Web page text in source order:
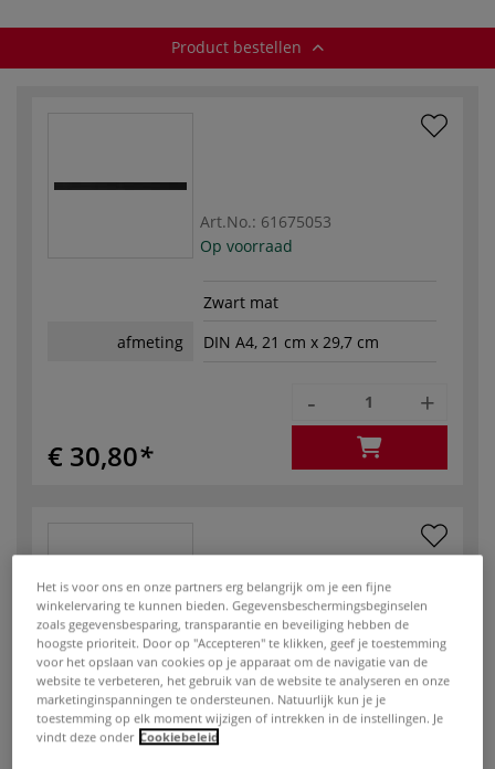
Product bestellen
Art.No.: 61675053
Op voorraad
Zwart mat
afmeting
DIN A4, 21 cm x 29,7 cm
€ 30,80
- +
Art.No.:61675064
Op voorraad
Zilver mat
afmeting
DIN A4, 21 cm x 29,7 cm
Het is voor ons en onze partners erg belangrijk om je een fijne
winkelervaring te kunnen bieden. Gegevensbeschermingsbeginselen
zoals gegevensbesparing, transparantie en beveiliging hebben de
hoogste prioriteit. Door op "Accepteren" te klikken, geef je toestemming
voor het opslaan van cookies op je apparaat om de navigatie van de
website te verbeteren, het gebruik van de website te analyseren en onze
marketinginspanningen te ondersteunen. Natuurlijk kun je je
toestemming op elk moment wijzigen of intrekken in de instellingen. Je
vindt deze onder Cookiebeleid